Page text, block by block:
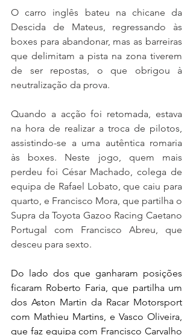
O carro inglês bateu na chicane da
Descida de Mateus, regressando às
boxes para abandonar, mas as barreiras
que delimitam a pista na zona tiverem
de ser repostas, o que obrigou à
neutralização da prova.
Quando a acção foi retomada, estava
na hora de realizar a troca de pilotos,
assistindo-se a uma autêntica romaria
às boxes. Neste jogo, quem mais
perdeu foi César Machado, colega de
equipa de Rafael Lobato, que caiu para
quarto, e Francisco Mora, que partilha o
Supra da Toyota Gazoo Racing Caetano
Portugal com Francisco Abreu, que
desceu para sexto.
Do lado dos que ganharam posições
ficaram Roberto Faria, que partilha um
dos Aston Martin da Racar Motorsport
com Mathieu Martins, e Vasco Oliveira,
que faz equipa com Francisco Carvalho